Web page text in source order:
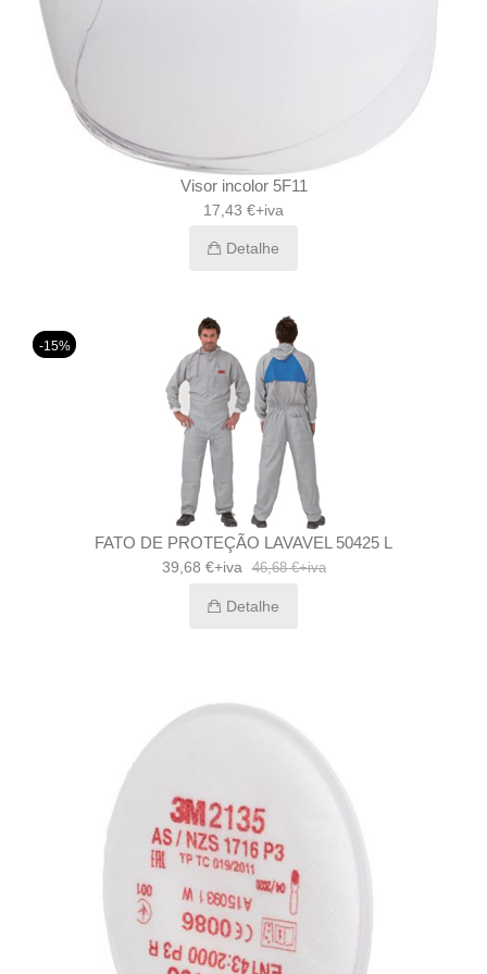
Visor incolor 5F11
17,43 €+iva
Detalhe
-15%
FATO DE PROTEÇÃO LAVAVEL 50425 L
39,68 €+iva 46,68 €+iva
Detalhe